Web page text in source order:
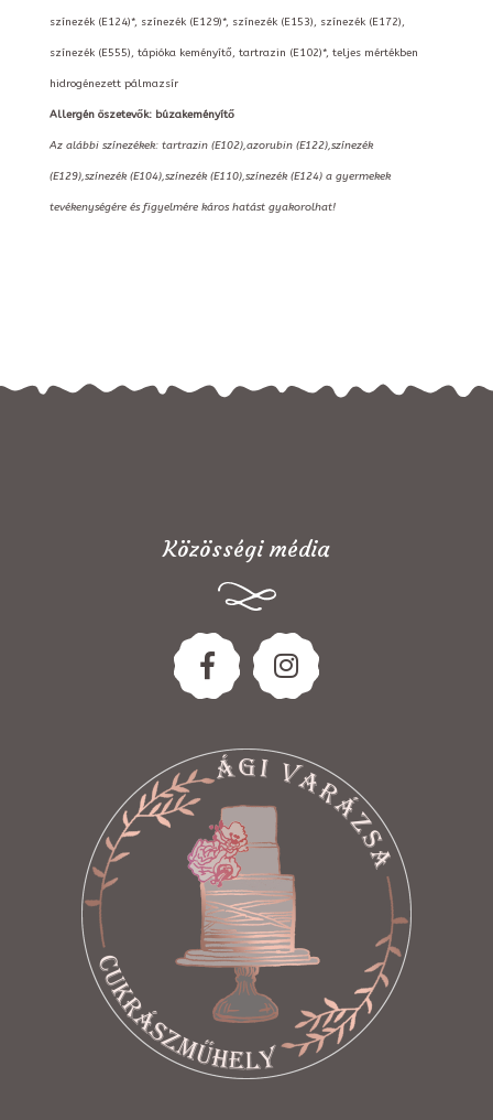
színezék (E124)*, színezék (E129)*, színezék (E153), színezék (E172),
színezék (E555), tápióka keményítő, tartrazin (E102)*, teljes mértékben
hidrogénezett pálmazsír
Allergén öszetevők: búzakeményítő
Az alábbi színezékek: tartrazin (E102),azorubin (E122),színezék
(E129),színezék (E104),színezék (E110),színezék (E124) a gyermekek
tevékenységére és figyelmére káros hatást gyakorolhat!
Közösségi média